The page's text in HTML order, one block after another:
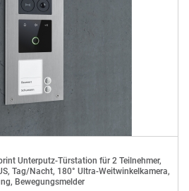
Unterputz-Türstation für 2 Teilnehmer,
Tag/Nacht, 180° Ultra-Weitwinkelkamera,
Bewegungsmelder